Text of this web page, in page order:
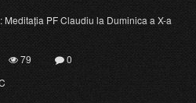
Meditația PF Claudiu la Duminica a X-a
79
0